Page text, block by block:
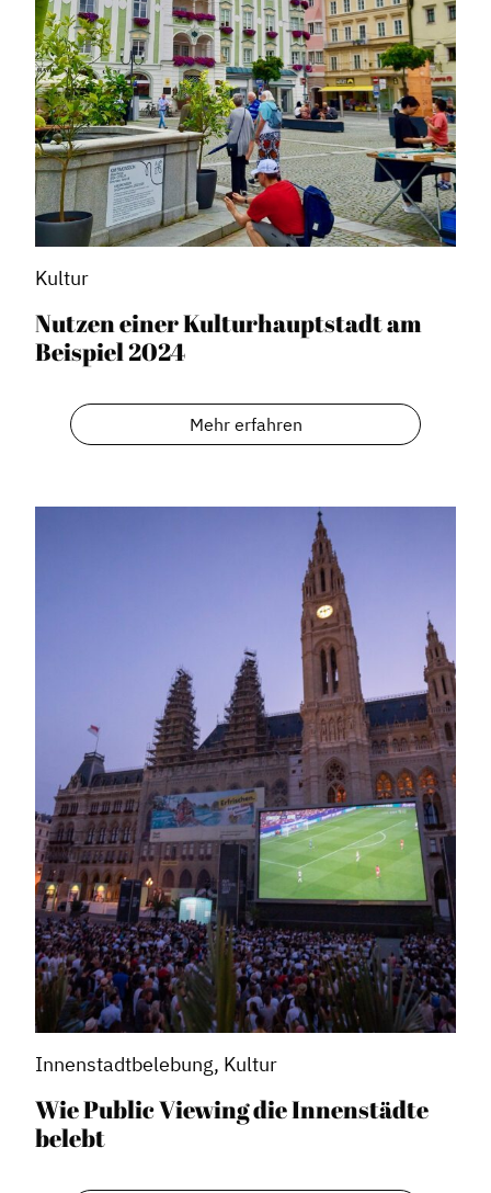
Kultur
Nutzen einer Kulturhauptstadt am
Beispiel 2024
Mehr erfahren
Innenstadtbelebung, Kultur
Wie Public Viewing die Innenstädte
belebt